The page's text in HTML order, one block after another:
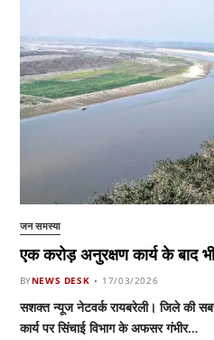
जन समस्या
एक करोड़ अनुरक्षण कार्य के बाद
BYNEWS DESK 17/03/2026
सशक्त न्यूज नेटवर्क रायबरेली। जिले की
कार्य पर सिंचाई विभाग के अफसर गंभीर…